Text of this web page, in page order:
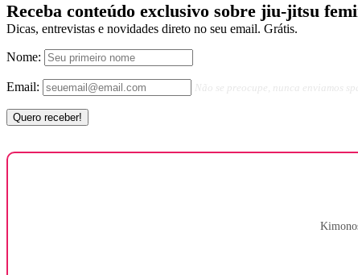
Receba conteúdo exclusivo sobre jiu-jitsu
Dicas, entrevistas e novidades direto no seu email. Grátis.
Nome:
Email: Não se preocupe, nunca enviamos